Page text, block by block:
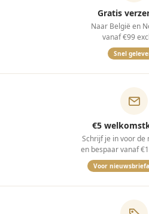
Gratis
Naar België en
vanaf €99
Snel
€5
Schrijf je in voor de
en bespaar vanaf
Voor